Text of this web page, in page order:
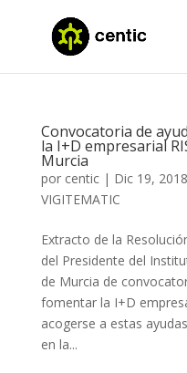
Convocatoria de
la I+D empresarial
Murcia
por centic| Dic 19, 2018
VIGITEMATIC
Extracto de la
del Presidente del
de Murcia de
fomentar la I+D
acogerse a estas
en la...